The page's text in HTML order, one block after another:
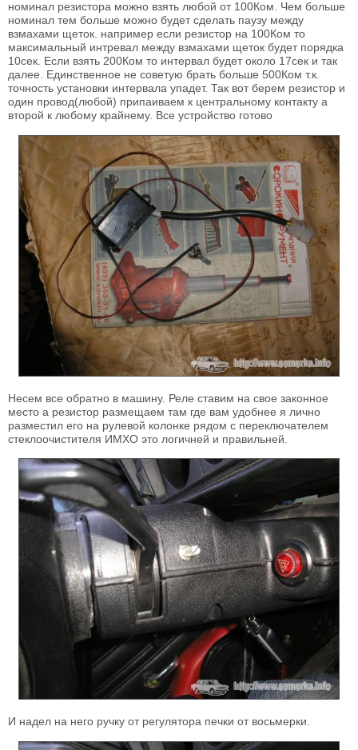
номинал резистора можно взять любой от 100Ком. Чем больше
номинал тем больше можно будет сделать паузу между
взмахами щеток. например если резистор на 100Ком то
максимальный интревал между взмахами щеток будет порядка
10сек. Если взять 200Ком то интервал будет около 17сек и так
далее. Единственное не советую брать больше 500Ком т.к.
точность установки интервала упадет. Так вот берем резистор и
один провод(любой) припаиваем к центральному контакту а
второй к любому крайнему. Все устройство готово
Несем все обратно в машину. Реле ставим на свое законное
место а резистор размещаем там где вам удобнее я лично
разместил его на рулевой колонке рядом с переключателем
стеклоочистителя ИМХО это логичней и правильней.
И надел на него ручку от регулятора печки от восьмерки.